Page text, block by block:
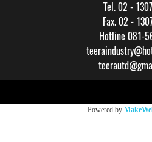
Tel. 02 -
Fax. 02 -
Hotline 081-
Powered by